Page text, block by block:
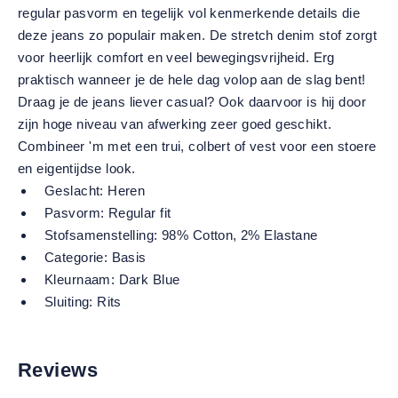
regular pasvorm en tegelijk vol kenmerkende details die
deze jeans zo populair maken. De stretch denim stof zorgt
voor heerlijk comfort en veel bewegingsvrijheid. Erg
praktisch wanneer je de hele dag volop aan de slag bent!
Draag je de jeans liever casual? Ook daarvoor is hij door
zijn hoge niveau van afwerking zeer goed geschikt.
Combineer 'm met een trui, colbert of vest voor een stoere
en eigentijdse look.
Geslacht: Heren
Pasvorm: Regular fit
Stofsamenstelling: 98% Cotton, 2% Elastane
Categorie: Basis
Kleurnaam: Dark Blue
Sluiting: Rits
Reviews